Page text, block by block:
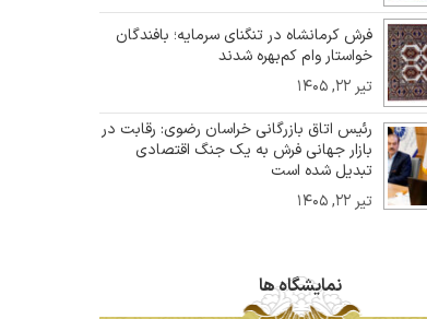
فرش کرمانشاه در تنگنای سرمایه؛ بافندگان
خواستار وام کم‌بهره شدند
تیر ۲۲, ۱۴۰۵
رئیس اتاق بازرگانی خراسان رضوی: رقابت در
بازار جهانی فرش به یک جنگ اقتصادی
تبدیل شده است
تیر ۲۲, ۱۴۰۵
نمایشگاه ها